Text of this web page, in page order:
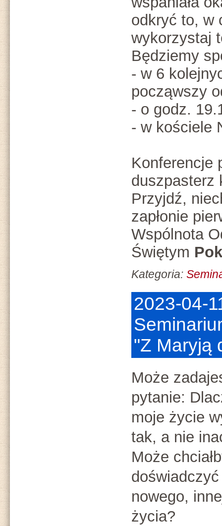
odkryć to, w
wykorzystaj
Będziemy
- w 6
począwszy
- o godz.
- w kościele
Konferencje
duszpasterz
Przyjdź,
zapłonie
Wspólnota
Świętym
Kategoria:
2023-04-
"Z Maryją
Może
pytanie:
moje życie
tak, a nie
Może
nowego,
życia?